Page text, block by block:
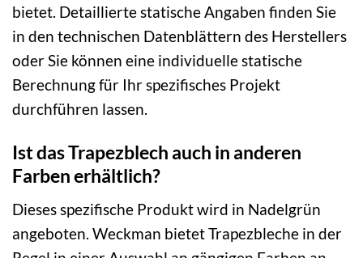
bietet. Detaillierte statische Angaben finden Sie
in den technischen Datenblättern des Herstellers
oder Sie können eine individuelle statische
Berechnung für Ihr spezifisches Projekt
durchführen lassen.
Ist das Trapezblech auch in anderen
Farben erhältlich?
Dieses spezifische Produkt wird in Nadelgrün
angeboten. Weckman bietet Trapezbleche in der